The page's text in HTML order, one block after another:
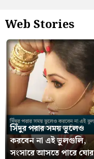
Web Stories
সিঁদুর পরার সময় ভুলেও
করবেন না এই ভুলগুলি,
সংসারে আসতে পারে ঘোর